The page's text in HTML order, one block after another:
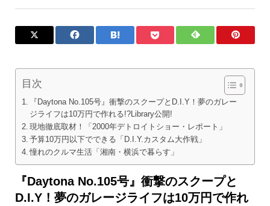
目次
『Daytona No.105号』衝撃のスクープとD.I.Y！夢のガレー
ジライフは10万円で作れる!?Library公開!
現地徹底取材！「2000年デトロイトショー・レポート」
予算10万円以下でできる「D.I.Y.カスタム大作戦」
憧れのクルマ生活「湘南・横浜で暮らす」
『Daytona No.105号』衝撃のスクープと
D.I.Y！夢のガレージライフは10万円で作れ